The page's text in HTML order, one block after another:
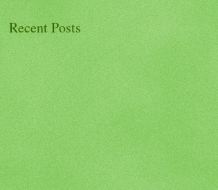
Recent Posts